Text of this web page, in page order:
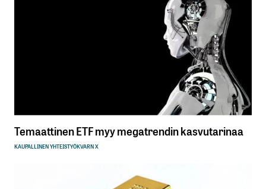
Temaattinen ETF myy megatrendin kasvutarinaa
KAUPALLINEN YHTEISTYÖKVARN X